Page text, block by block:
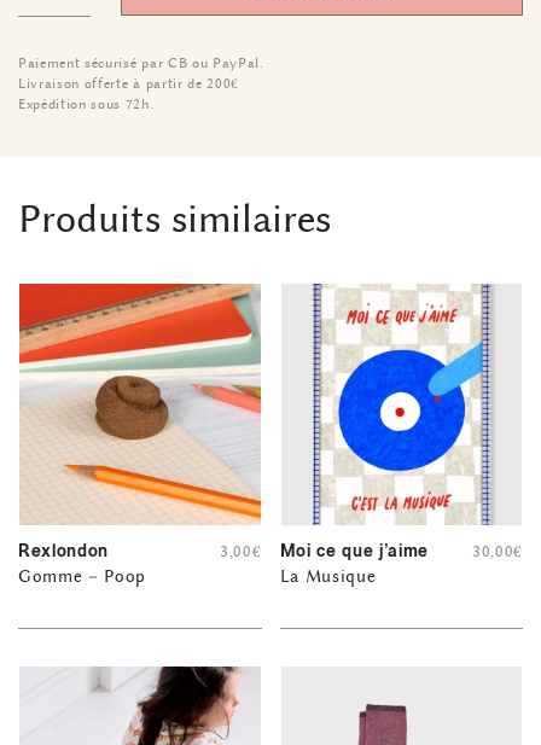
Paiement sécurisé par CB ou PayPal.
Livraison offerte à partir de 200€
Expédition sous 72h.
Produits similaires
Rexlondon
Gomme – Poop
3,00€ Moi ce que j’aime
La Musique
30,00€